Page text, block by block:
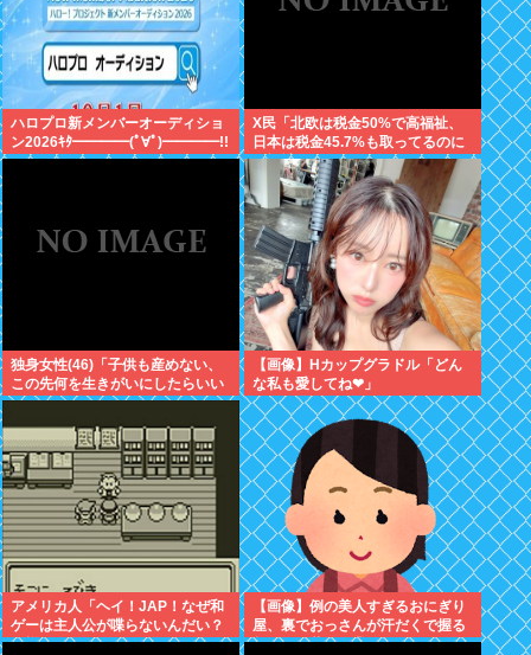
ハロプロ新メンバーオーディショ
ン2026ｷﾀ━━━━(ﾟ∀ﾟ)━━━━!!
X民「北欧は税金50%で高福祉、
日本は税金45.7%も取ってるのに
低福祉、おかしいよ」 11万いいね
独身女性(46)「子供も産めない、
この先何を生きがいにしたらいい
の？」
【画像】Hカップグラドル「どん
な私も愛してね❤」
アメリカ人「ヘイ！JAP！なぜ和
ゲーは主人公が喋らないんだい？
異様だよ？」
【画像】例の美人すぎるおにぎり
屋、裏でおっさんが汗だくで握る
超ド級の共同作業だったwww